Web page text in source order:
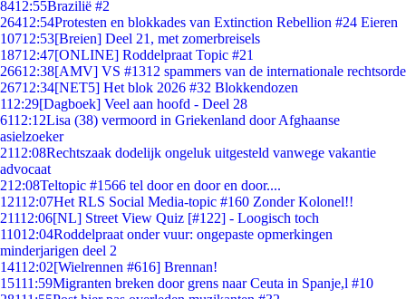
8412:55Brazilië #2
26412:54Protesten en blokkades van Extinction Rebellion #24 Eieren
10712:53[Breien] Deel 21, met zomerbreisels
18712:47[ONLINE] Roddelpraat Topic #21
26612:38[AMV] VS #1312 spammers van de internationale rechtsorde
26712:34[NET5] Het blok 2026 #32 Blokkendozen
112:29[Dagboek] Veel aan hoofd - Deel 28
6112:12Lisa (38) vermoord in Griekenland door Afghaanse
asielzoeker
2112:08Rechtszaak dodelijk ongeluk uitgesteld vanwege vakantie
advocaat
212:08Teltopic #1566 tel door en door en door....
12112:07Het RLS Social Media-topic #160 Zonder Kolonel!!
21112:06[NL] Street View Quiz [#122] - Loogisch toch
11012:04Roddelpraat onder vuur: ongepaste opmerkingen
minderjarigen deel 2
14112:02[Wielrennen #616] Brennan!
15111:59Migranten breken door grens naar Ceuta in Spanje,l #10